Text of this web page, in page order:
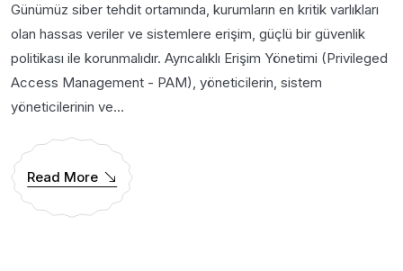
Günümüz siber tehdit ortamında, kurumların en kritik varlıkları
olan hassas veriler ve sistemlere erişim, güçlü bir güvenlik
politikası ile korunmalıdır. Ayrıcalıklı Erişim Yönetimi (Privileged
Access Management - PAM), yöneticilerin, sistem
yöneticilerinin ve...
Read More